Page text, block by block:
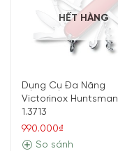
HẾT HÀNG
Dụng Cụ Đa Năng
Victorinox Huntsman
1.3713
990.000₫
So sánh